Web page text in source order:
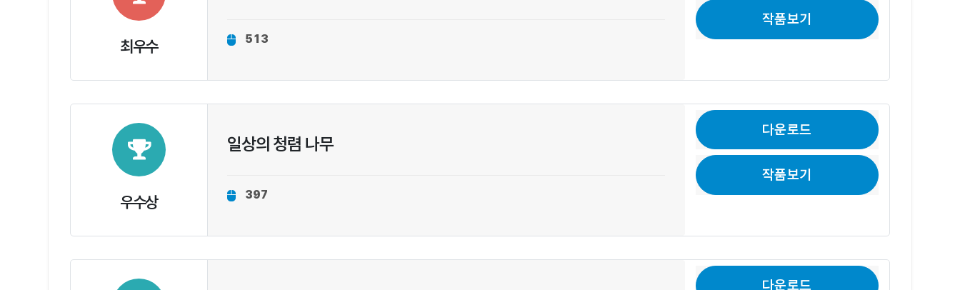
최우수 513
작품보기
우수상
일상의 청렴 나무
397
다운로드
작품보기
다운로드